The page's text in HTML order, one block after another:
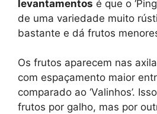
levantamentos é que o
de uma variedade muito
bastante e dá frutos
Os frutos aparecem nas
com espaçamento maior
comparado ao ‘Valinhos’.
frutos por galho, mas por